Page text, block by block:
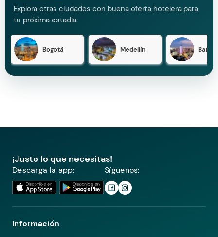
Explora otras ciudades con buena oferta hotelera para
tu próxima estadía.
Bogotá Medellín
¡Justo lo que necesitas!
Descarga la app: Síguenos:
Información